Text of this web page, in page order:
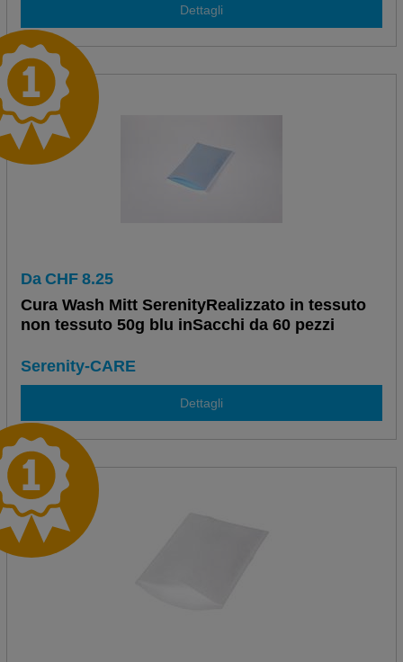
Dettagli
Da CHF 8.25
Cura Wash Mitt SerenityRealizzato in tessuto
non tessuto 50g blu inSacchi da 60 pezzi
Serenity-CARE
Dettagli